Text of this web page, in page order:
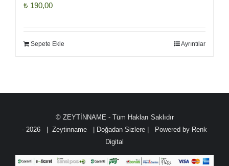
₺ 190,00
Sepete Ekle Ayrıntılar
© ZEYTİNNAME - Tüm Hakları Saklıdır
- 2026 | Zeytinname | Doğadan Sizlere | Powered by Renk
Digital